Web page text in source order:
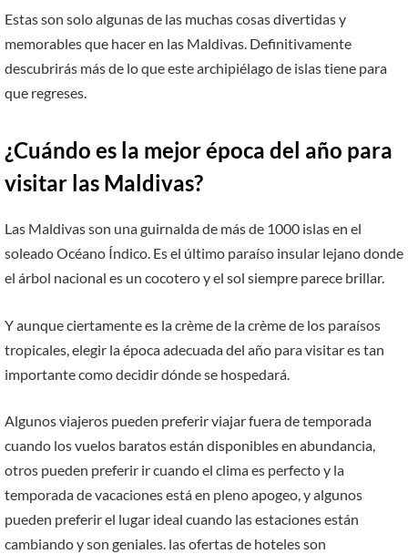
Estas son solo algunas de las muchas cosas divertidas y
memorables que hacer en las Maldivas. Definitivamente
descubrirás más de lo que este archipiélago de islas tiene para
que regreses.
¿Cuándo es la mejor época del año para
visitar las Maldivas?
Las Maldivas son una guirnalda de más de 1000 islas en el
soleado Océano Índico. Es el último paraíso insular lejano donde
el árbol nacional es un cocotero y el sol siempre parece brillar.
Y aunque ciertamente es la crème de la crème de los paraísos
tropicales, elegir la época adecuada del año para visitar es tan
importante como decidir dónde se hospedará.
Algunos viajeros pueden preferir viajar fuera de temporada
cuando los vuelos baratos están disponibles en abundancia,
otros pueden preferir ir cuando el clima es perfecto y la
temporada de vacaciones está en pleno apogeo, y algunos
pueden preferir el lugar ideal cuando las estaciones están
cambiando y son geniales. las ofertas de hoteles son